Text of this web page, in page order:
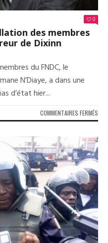
0
des membres
de Dixinn
du FNDC, le
N’Diaye, a dans une
d’état hier...
COMMENTAIRES FERMÉS
LES
DE
DES
LE
DE